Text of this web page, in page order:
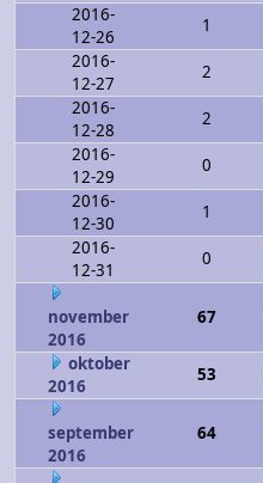
2016-
12-26
1
2016-
12-27
2
2016-
12-28
2
2016-
12-29
0
2016-
12-30
1
2016-
12-31
0
november
2016
67
oktober
2016
53
september
2016
64